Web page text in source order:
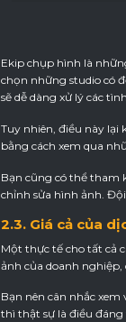
Ekip chụp hình là
chọn những studio có
sẽ dễ dàng xử lý các
Tuy nhiên, điều này lại
bằng cách xem qua
Bạn cũng có thể tham
chỉnh sửa hình ảnh.
2.3. Giá cả của
Một thực tế cho tất cả
ảnh của doanh
Bạn nên cân nhắc
thì thật sự là điều